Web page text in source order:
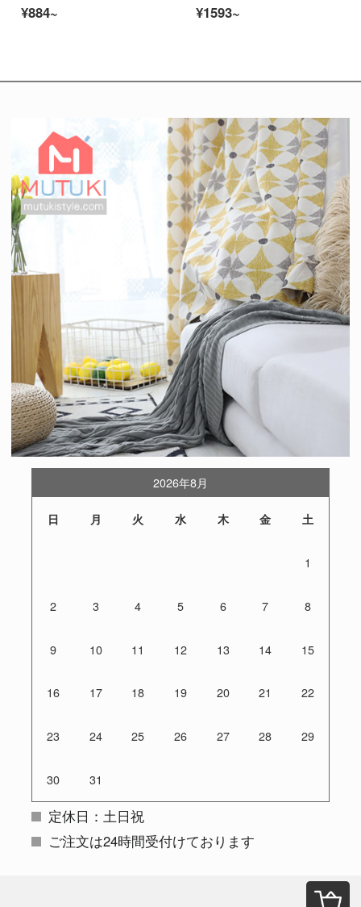
¥884~
¥1593~
2026年8月
日 月 火 水 木 金 土
1
2 3 4 5 6 7 8
9 10 11 12 13 14 15
16 17 18 19 20 21 22
23 24 25 26 27 28 29
30 31
定休日：土日祝
ご注文は24時間受付けております